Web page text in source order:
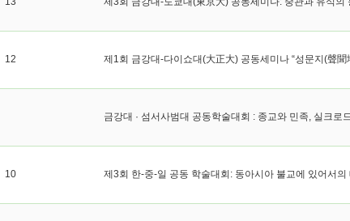
12
금강대 · 섬서사범대 공동학술대회 : 종교와 민족, 실크로
10